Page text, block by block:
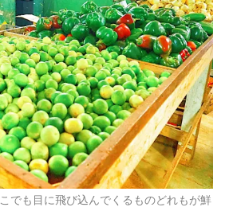
でも目に飛び込んでくるものどれもが鮮